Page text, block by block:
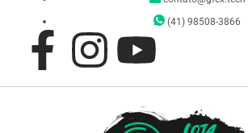
(41) 98508-3866